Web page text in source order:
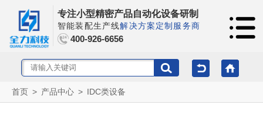
专注小型精密产品自动化设备研制
智能装配生产线解决方案定制服务商
400-926-6656
首页 > 产品中心 > IDC类设备